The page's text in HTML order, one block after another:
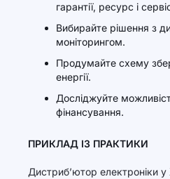
гарантії, ресурс і
Вибирайте рішення з
моніторингом.
Продумайте схему
енергії.
Досліджуйте
фінансування.
ПРИКЛАД ІЗ ПРАКТИКИ
Дистриб’ютор електроніки